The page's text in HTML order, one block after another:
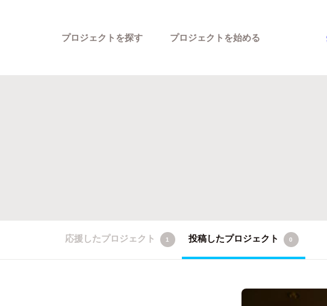
プロジェクトを探す プロジェクトを始める
応援したプロジェクト 1 投稿したプロジェクト 0